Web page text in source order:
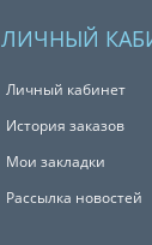
ЛИЧНЫЙ
Личный кабинет
История заказов
Мои закладки
Рассылка новостей